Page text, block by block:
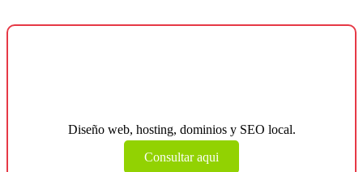
Diseño web, hosting, dominios y SEO local.
Consultar aqui